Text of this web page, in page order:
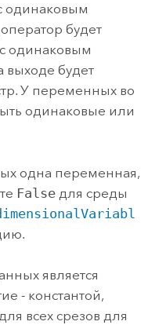
одинаковым
будет
одинаковым
выходе будет
У переменных во
одинаковые или
одна переменная,
Falseдля среды
является
- константой,
всех срезов для